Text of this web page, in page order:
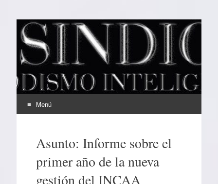
EL SINDICAL
Periodismo Inteligente
Menú
contenidoAsunto: Informe sobre el
primer año de la nueva
gestión del INCAA